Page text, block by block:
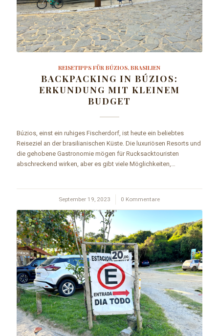
REISETIPPS FÜR BÚZIOS, BRASILIEN
BACKPACKING IN BÚZIOS:
ERKUNDUNG MIT KLEINEM
BUDGET
Búzios, einst ein ruhiges Fischerdorf, ist heute ein beliebtes
Reiseziel an der brasilianischen Küste. Die luxuriösen Resorts und
die gehobene Gastronomie mögen für Rucksacktouristen
abschreckend wirken, aber es gibt viele Möglichkeiten,…
September 19, 2023
/ 0 Kommentare